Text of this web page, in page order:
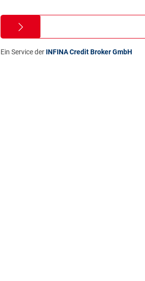
Ein Service der INFINA Credit Broker GmbH